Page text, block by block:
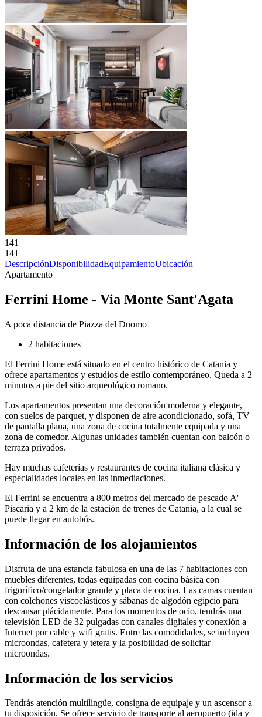
141
141
DescripciónDisponibilidadEquipamientoUbicación
Apartamento
Ferrini Home - Via Monte Sant'Agata
A poca distancia de Piazza del Duomo
2 habitaciones
El Ferrini Home está situado en el centro histórico de Catania y
ofrece apartamentos y estudios de estilo contemporáneo. Queda a 2
minutos a pie del sitio arqueológico romano.
Los apartamentos presentan una decoración moderna y elegante,
con suelos de parquet, y disponen de aire acondicionado, sofá, TV
de pantalla plana, una zona de cocina totalmente equipada y una
zona de comedor. Algunas unidades también cuentan con balcón o
terraza privados.
Hay muchas cafeterías y restaurantes de cocina italiana clásica y
especialidades locales en las inmediaciones.
El Ferrini se encuentra a 800 metros del mercado de pescado A'
Piscaria y a 2 km de la estación de trenes de Catania, a la cual se
puede llegar en autobús.
Información de los alojamientos
Disfruta de una estancia fabulosa en una de las 7 habitaciones con
muebles diferentes, todas equipadas con cocina básica con
frigorífico/congelador grande y placa de cocina. Las camas cuentan
con colchones viscoelásticos y sábanas de algodón egipcio para
descansar plácidamente. Para los momentos de ocio, tendrás una
televisión LED de 32 pulgadas con canales digitales y conexión a
Internet por cable y wifi gratis. Entre las comodidades, se incluyen
microondas, cafetera y tetera y la posibilidad de solicitar
microondas.
Información de los servicios
Tendrás atención multilingüe, consigna de equipaje y un ascensor a
tu disposición. Se ofrece servicio de transporte al aeropuerto (ida y